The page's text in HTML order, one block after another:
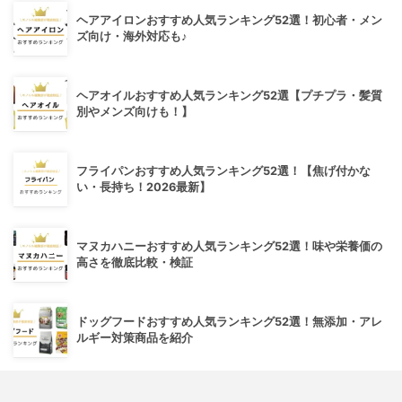
ヘアアイロンおすすめ人気ランキング52選！初心者・メン
ズ向け・海外対応も♪
ヘアオイルおすすめ人気ランキング52選【プチプラ・髪質
別やメンズ向けも！】
フライパンおすすめ人気ランキング52選！【焦げ付かな
い・長持ち！2026最新】
マヌカハニーおすすめ人気ランキング52選！味や栄養価の
高さを徹底比較・検証
ドッグフードおすすめ人気ランキング52選！無添加・アレ
ルギー対策商品を紹介